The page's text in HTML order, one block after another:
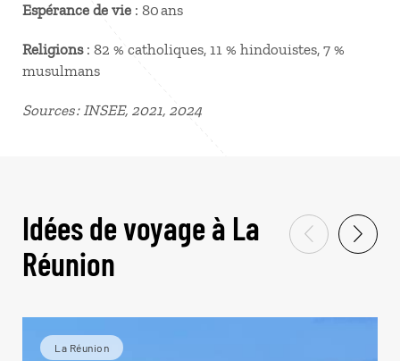
Espérance de vie : 80 ans
Religions : 82 % catholiques, 11 % hindouistes, 7 %
musulmans
Sources : INSEE, 2021, 2024
Idées de voyage à La
Réunion
La Réunion